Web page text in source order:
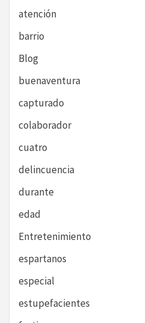
atención
barrio
Blog
buenaventura
capturado
colaborador
cuatro
delincuencia
durante
edad
Entretenimiento
espartanos
especial
estupefacientes